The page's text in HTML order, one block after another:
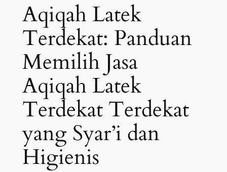
Aqiqah Latek
Terdekat: Panduan
Memilih Jasa
Aqiqah Latek
Terdekat Terdekat
yang Syar’i dan
Higienis